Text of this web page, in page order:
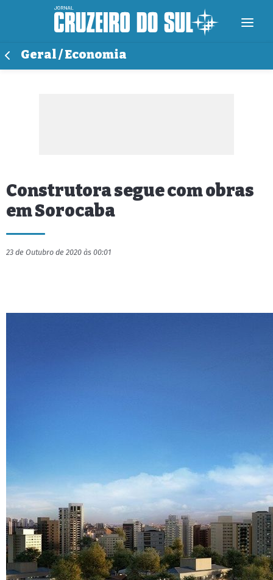
Geral / Economia
Construtora segue com obras
em Sorocaba
23 de Outubro de 2020 às 00:01